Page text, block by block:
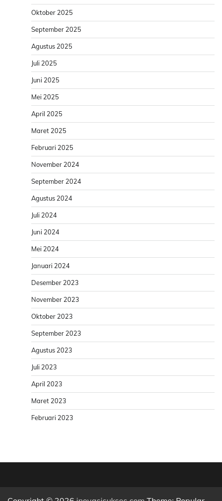
Oktober 2025
September 2025
Agustus 2025
Juli 2025
Juni 2025
Mei 2025
April 2025
Maret 2025
Februari 2025
November 2024
September 2024
Agustus 2024
Juli 2024
Juni 2024
Mei 2024
Januari 2024
Desember 2023
November 2023
Oktober 2023
September 2023
Agustus 2023
Juli 2023
April 2023
Maret 2023
Februari 2023